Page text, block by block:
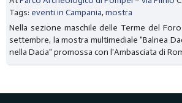
Tags: eventi in Campania,mostra
Nella sezione maschile delle Terme del
settembre, la mostra multimediale "Balnea
nella Dacia" promossa con l'Ambasciata di